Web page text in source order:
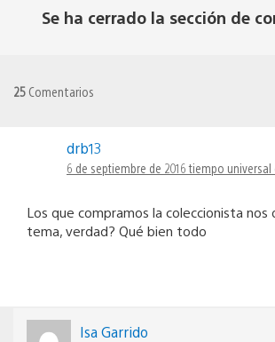
Se ha cerrado la sección de
25 Comentarios
drb13
6 de septiembre de 2016 tiempo universal
Los que compramos la coleccionista nos
tema, verdad? Qué bien todo
Isa Garrido